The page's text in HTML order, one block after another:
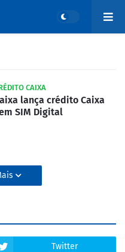
CAIXA
lança crédito Caixa
SIM Digital
Twitter